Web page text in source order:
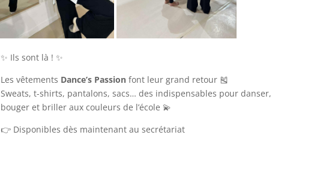
✨ Ils sont là ! ✨
Les vêtements Dance’s Passion font leur grand retour 🎽
Sweats, t-shirts, pantalons, sacs… des indispensables pour danser,
bouger et briller aux couleurs de l’école 💫
👉 Disponibles dès maintenant au secrétariat